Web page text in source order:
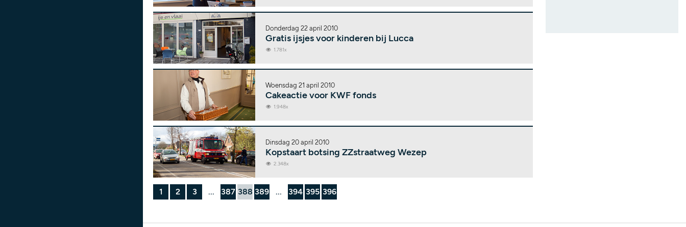
Donderdag 22 april 2010
Gratis ijsjes voor kinderen bij Lucca
1.781x
Woensdag 21 april 2010
Cakeactie voor KWF fonds
1.948x
Dinsdag 20 april 2010
Kopstaart botsing ZZstraatweg Wezep
2.348x
1 2 3 ... 387 388 389 ... 394 395 396